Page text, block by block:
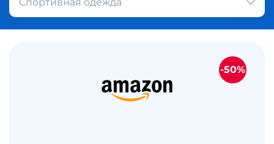
Спортивная одежда
-50%